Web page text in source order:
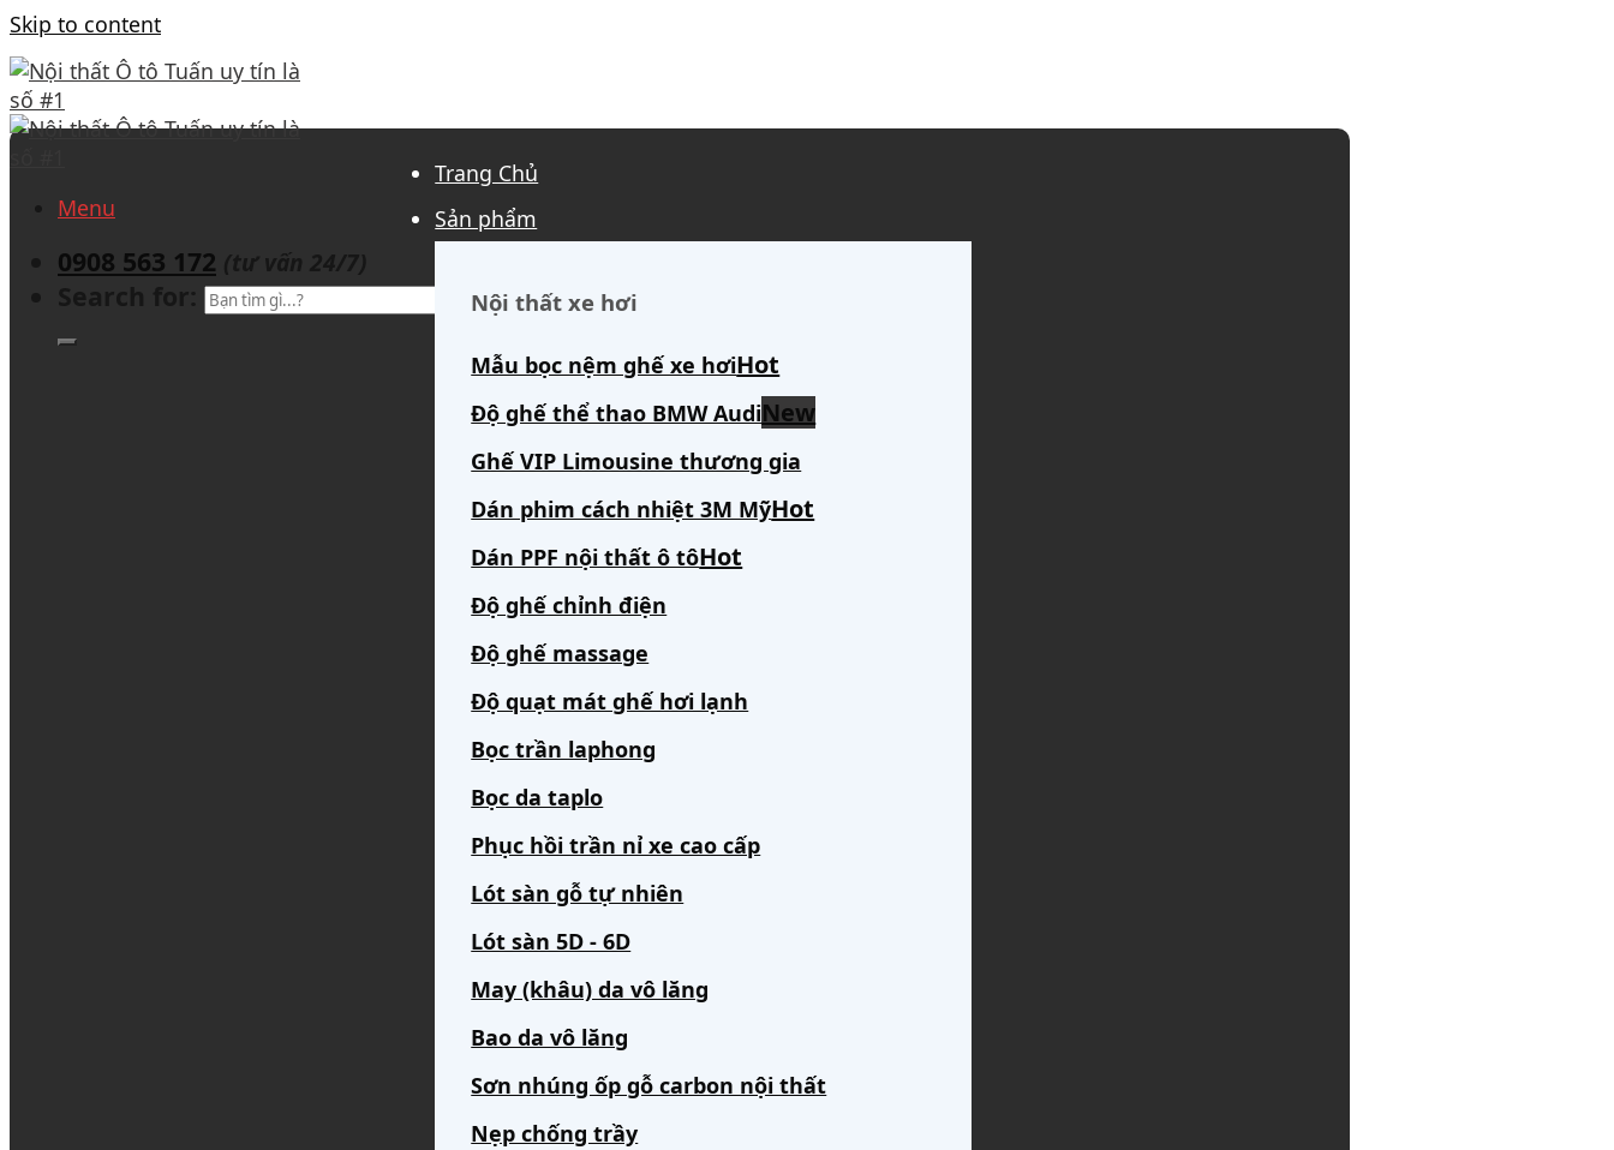
Skip to content
Menu
0908 563 172 (tư vấn 24/7)
Search for:
Trang Chủ
Sản phẩm
Nội thất xe hơi
Mẫu bọc nệm ghế xe hơi
Độ ghế thể thao BMW Audi
Ghế VIP Limousine thương gia
Dán phim cách nhiệt 3M Mỹ
Dán PPF nội thất ô tô
Độ ghế chỉnh điện
Độ ghế massage
Độ quạt mát ghế hơi lạnh
Bọc trần laphong
Bọc da taplo
Phục hồi trần nỉ xe cao cấp
Lót sàn gỗ tự nhiên
Lót sàn 5D - 6D
May (khâu) da vô lăng
Bao da vô lăng
Sơn nhúng ốp gỗ carbon nội thất
Nẹp chống trầy